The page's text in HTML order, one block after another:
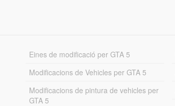
Eines de modificació per GTA 5
Modificacions de Vehicles per GTA 5
Modificacions de pintura de vehicles per
GTA 5